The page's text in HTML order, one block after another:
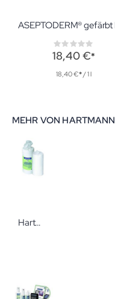
Rating:
0%
18,40 €
18,40 € / 1 l
MEHR VON HARTMANN
Hartmann BODE X-Wipes Spender 30er Rolle